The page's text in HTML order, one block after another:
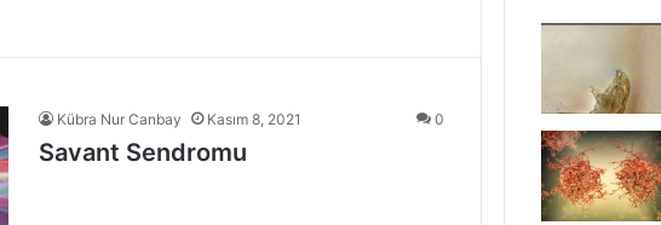
Kübra Nur Canbay Kasım 8, 2021 0
Savant Sendromu